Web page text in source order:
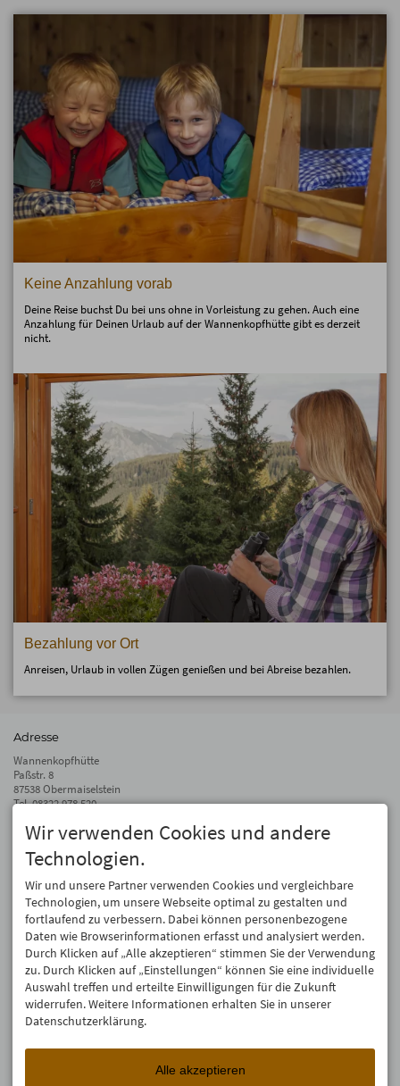
Keine Anzahlung vorab
Deine Reise buchst Du bei uns ohne in Vorleistung zu gehen. Auch eine
Anzahlung für Deinen Urlaub auf der Wannenkopfhütte gibt es derzeit
nicht.
Bezahlung vor Ort
Anreisen, Urlaub in vollen Zügen genießen und bei Abreise bezahlen.
Adresse
Wannenkopfhütte
Paßstr. 8
87538 Obermaiselstein
Tel.08322 978 520
info@wannenkopfhuette.de
Auf dem Laufenden bleiben
Wir geben Deine E-Mail-Adresse nicht weiter. Wir mögen auch keinen Spam.
Versprochen! Eine Abmeldung ist jederzeit möglich.
Anmelden
Wir verwenden Cookies und andere
Technologien.
Wir und unsere Partner verwenden Cookies und vergleichbare
Technologien, um unsere Webseite optimal zu gestalten und
fortlaufend zu verbessern. Dabei können personenbezogene
Daten wie Browserinformationen erfasst und analysiert werden.
Durch Klicken auf „Alle akzeptieren“ stimmen Sie der Verwendung
zu. Durch Klicken auf „Einstellungen“ können Sie eine individuelle
Auswahl treffen und erteilte Einwilligungen für die Zukunft
widerrufen. Weitere Informationen erhalten Sie in unserer
Datenschutzerklärung.
Alle akzeptieren